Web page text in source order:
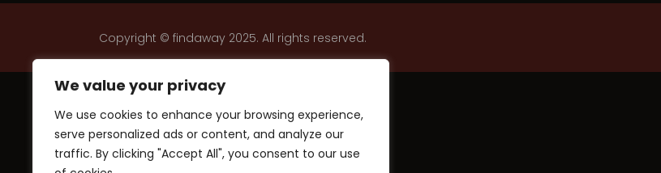
We value your privacy
We use cookies to enhance your browsing experience,
serve personalized ads or content, and analyze our
traffic. By clicking "Accept All", you consent to our use
Copyright © findaway 2025. All rights reserved.